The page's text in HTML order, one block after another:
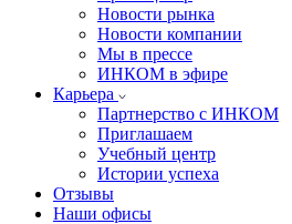
Новости рынка
Новости компании
Мы в прессе
ИНКОМ в эфире
Карьера
Партнерство с ИНКОМ
Приглашаем
Учебный центр
Истории успеха
Отзывы
Наши офисы